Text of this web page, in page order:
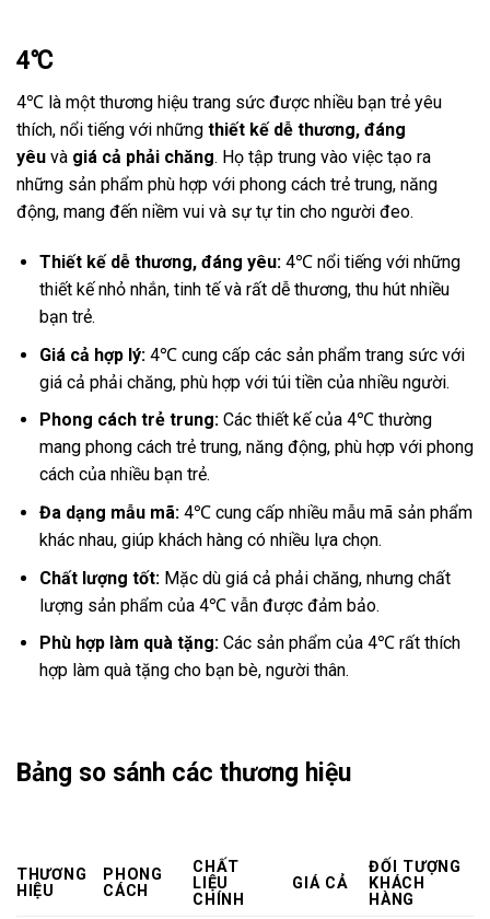
4℃
4℃ là một thương hiệu trang sức được nhiều bạn trẻ yêu
thích, nổi tiếng với những thiết kế dễ thương, đáng
yêu và giá cả phải chăng. Họ tập trung vào việc tạo ra
những sản phẩm phù hợp với phong cách trẻ trung, năng
động, mang đến niềm vui và sự tự tin cho người đeo.
Thiết kế dễ thương, đáng yêu:4℃ nổi tiếng với những
thiết kế nhỏ nhắn, tinh tế và rất dễ thương, thu hút nhiều
bạn trẻ.
Giá cả hợp lý:4℃ cung cấp các sản phẩm trang sức với
giá cả phải chăng, phù hợp với túi tiền của nhiều người.
Phong cách trẻ trung:Các thiết kế của 4℃ thường
mang phong cách trẻ trung, năng động, phù hợp với phong
cách của nhiều bạn trẻ.
Đa dạng mẫu mã:4℃ cung cấp nhiều mẫu mã sản phẩm
khác nhau, giúp khách hàng có nhiều lựa chọn.
Chất lượng tốt:Mặc dù giá cả phải chăng, nhưng chất
lượng sản phẩm của 4℃ vẫn được đảm bảo.
Phù hợp làm quà tặng:Các sản phẩm của 4℃ rất thích
hợp làm quà tặng cho bạn bè, người thân.
Bảng so sánh các thương hiệu
THƯƠNG
HIỆU
PHONG
CÁCH
CHẤT
LIỆU
CHÍNH
GIÁ CẢ
ĐỐI TƯỢNG
KHÁCH
HÀNG